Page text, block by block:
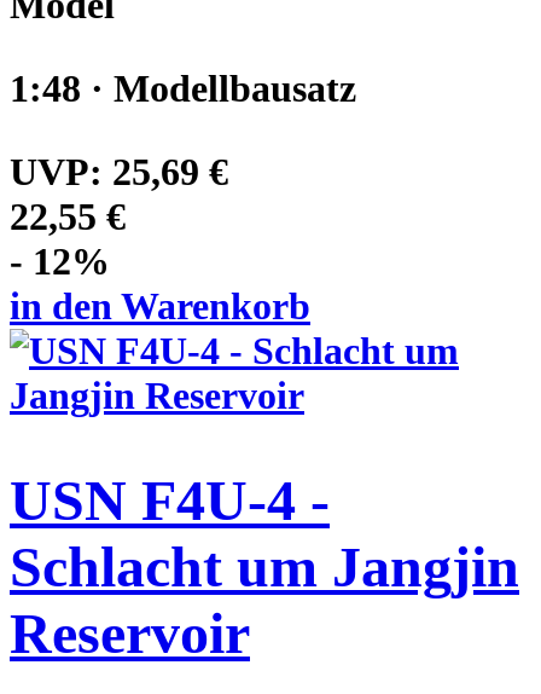
1:48 · Modellbausatz
UVP: 25,69 €
22,55 €
- 12%
in den Warenkorb
USN F4U-4 -
Schlacht um Jangjin
Reservoir